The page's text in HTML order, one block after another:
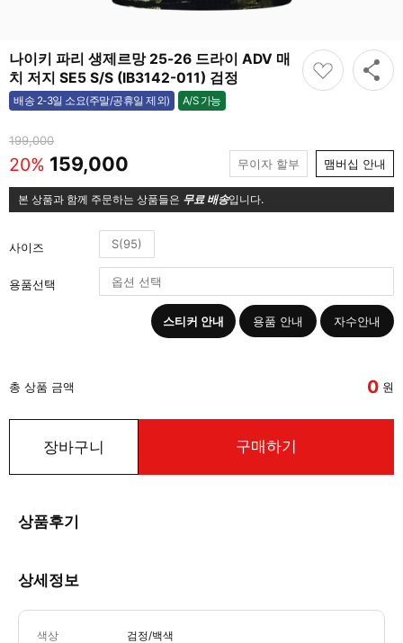
나이키 파리 생제르망 25-26 드라이 ADV 매
치 저지 SE5 S/S (IB3142-011) 검정
배송 2-3일 소요(주말/공휴일 제외) A/S 가능
가능
199,000
20% 159,000 무이자 할부 맴버십 안내
본 상품과 함께 주문하는 상품들은 무료 배송입니다.
사이즈 S(95)
용품선택
스티커 안내 용품 안내 자수안내
총 상품 금액 0 원
장바구니 구매하기
상품후기
상세정보
색상 검정/백색